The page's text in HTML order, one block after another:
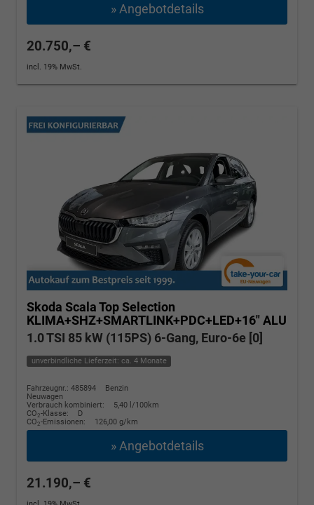
» Angebotdetails
20.750,– €
incl. 19% MwSt.
Skoda ScalaTop Selection
KLIMA+SHZ+SMARTLINK+PDC+LED+16" ALU
1.0 TSI 85 kW (115PS) 6-Gang, Euro-6e [0]
unverbindliche Lieferzeit: ca. 4 Monate
Fahrzeugnr.: 485894
Benzin
Neuwagen
Verbrauch kombiniert:
5,40 l/100km
CO2-Klasse:
D
CO2-Emissionen: 126,00 g/km
» Angebotdetails
21.190,– €